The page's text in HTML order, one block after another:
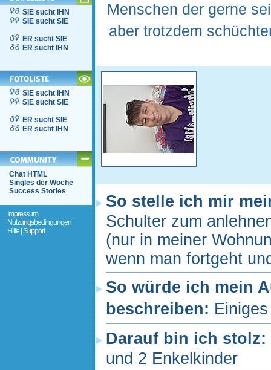
SIE sucht IHN
SIE sucht SIE
ER sucht SIE
ER sucht IHN
SIE sucht IHN
SIE sucht SIE
ER sucht SIE
ER sucht IHN
Chat HTML
Singles der Woche
Success Stories
Impressum
Nutzungsbedingungen
Hilfe | Support
Menschen der gerne
aber trotzdem
So stelle ich mir
Schulter zum
(nur in meiner
wenn man fortgeht
So würde ich mein
beschreiben:
Darauf bin ich stolz:
und 2 Enkelkinder